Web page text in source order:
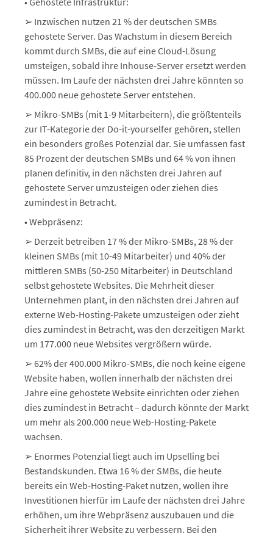
➢ Inzwischen nutzen 21 % der deutschen SMBs
gehostete Server. Das Wachstum in diesem Bereich
kommt durch SMBs, die auf eine Cloud-Lösung
umsteigen, sobald ihre Inhouse-Server ersetzt werden
müssen. Im Laufe der nächsten drei Jahre könnten so
400.000 neue gehostete Server entstehen.
➢ Mikro-SMBs (mit 1-9 Mitarbeitern), die größtenteils
zur IT-Kategorie der Do-it-yourselfer gehören, stellen
ein besonders großes Potenzial dar. Sie umfassen fast
85 Prozent der deutschen SMBs und 64 % von ihnen
planen definitiv, in den nächsten drei Jahren auf
gehostete Server umzusteigen oder ziehen dies
zumindest in Betracht.
• Webpräsenz:
➢ Derzeit betreiben 17 % der Mikro-SMBs, 28 % der
kleinen SMBs (mit 10-49 Mitarbeiter) und 40% der
mittleren SMBs (50-250 Mitarbeiter) in Deutschland
selbst gehostete Websites. Die Mehrheit dieser
Unternehmen plant, in den nächsten drei Jahren auf
externe Web-Hosting-Pakete umzusteigen oder zieht
dies zumindest in Betracht, was den derzeitigen Markt
um 177.000 neue Websites vergrößern würde.
➢ 62% der 400.000 Mikro-SMBs, die noch keine eigene
Website haben, wollen innerhalb der nächsten drei
Jahre eine gehostete Website einrichten oder ziehen
dies zumindest in Betracht – dadurch könnte der Markt
um mehr als 200.000 neue Web-Hosting-Pakete
wachsen.
➢ Enormes Potenzial liegt auch im Upselling bei
Bestandskunden. Etwa 16 % der SMBs, die heute
bereits ein Web-Hosting-Paket nutzen, wollen ihre
Investitionen hierfür im Laufe der nächsten drei Jahre
erhöhen, um ihre Webpräsenz auszubauen und die
Sicherheit ihrer Website zu verbessern. Bei den